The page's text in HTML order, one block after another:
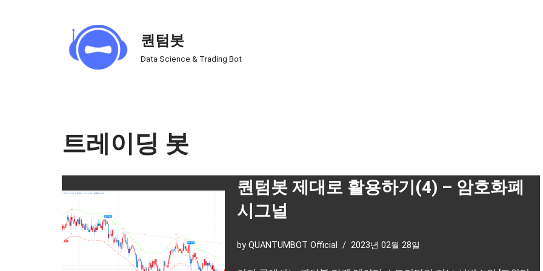
퀀텀봇
Data Science & Trading Bot
트레이딩 봇
퀀텀봇 제대로 활용하기(4) – 암호화폐
시그널
byQUANTUMBOT Official 2023년 02월 28일